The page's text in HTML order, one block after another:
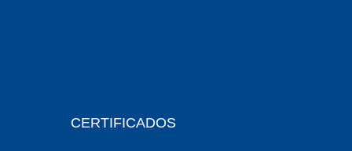
COMALTECH/JPEMA
CERTIFICADOS